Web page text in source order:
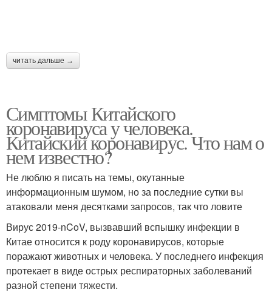
читать дальше →
Симптомы Китайского
коронавируса у человека.
Китайский коронавирус. Что нам о
нем известно?
Не люблю я писать на темы, окутанные
информационным шумом, но за последние сутки вы
атаковали меня десятками запросов, так что ловите
Вирус 2019-nCoV, вызвавший вспышку инфекции в
Китае относится к роду коронавирусов, которые
поражают животных и человека. У последнего инфекция
протекает в виде острых респираторных заболеваний
разной степени тяжести.